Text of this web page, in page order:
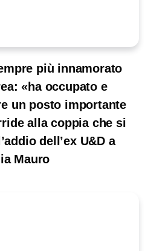
più innamorato
«ha occupato e
un posto importante
alla coppia che si
dell’ex U&D a
Mauro